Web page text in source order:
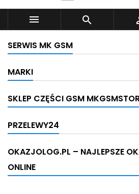
 
SERWIS MK GSM
MARKI
SKLEP CZĘŚCI GSM
PRZELEWY24
OKAZJOLOG.PL – NAJLEPSZE
ONLINE